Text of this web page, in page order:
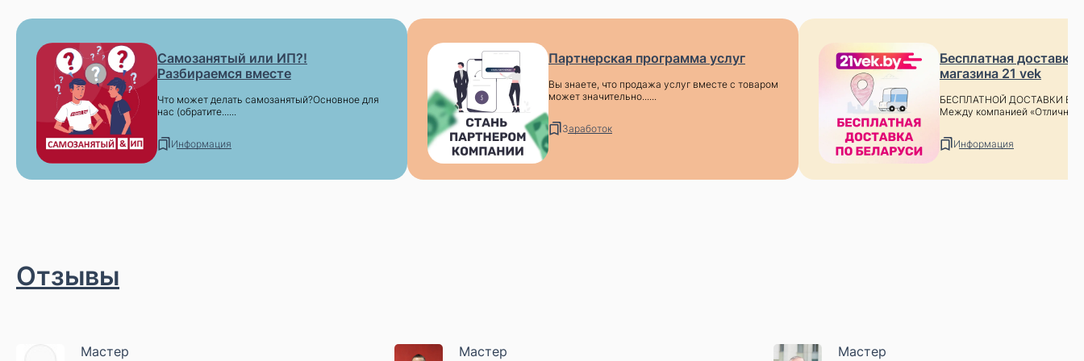
Самозанятый или ИП?!
Разбираемся вместе
Что может делать самозанятый?Основное для
нас (обратите......
Информация
Партнерская программа услуг
Вы знаете, что продажа услуг вместе с товаром
может значительно......
Заработок
Бесплатная доставка
магазина 21 vek
БЕСПЛАТНОЙ ДОСТАВКИ
Между компанией «Отличные
Информация
Отзывы
Мастер
Мастер
Мастер